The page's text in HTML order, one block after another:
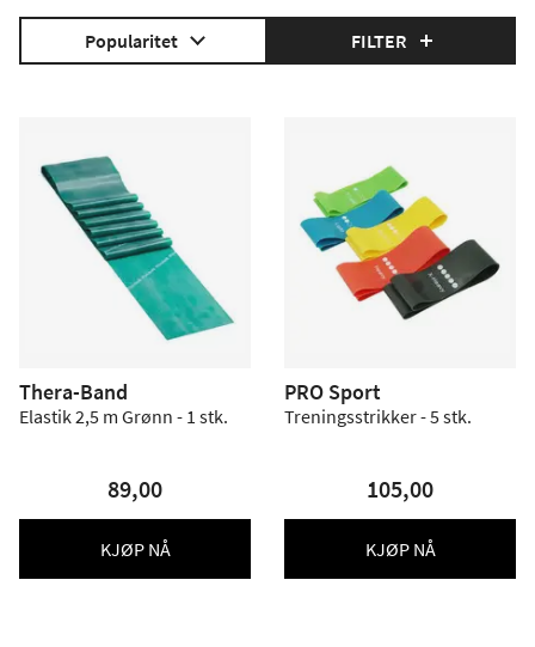
og fettforbrenning på samme tid. Vi tilbyr flate træningstrikk
som har en bredde fra 1,5 cm til lengder på 5,5 m. Disse
strikkene fås i forskjellige hardhetsgrader. Det anbefales en
Popularitet FILTER
Thera-Band
Elastik 2,5 m Grønn - 1 stk.
89,00
KJØP NÅ
PRO Sport
Treningsstrikker - 5 stk.
105,00
KJØP NÅ